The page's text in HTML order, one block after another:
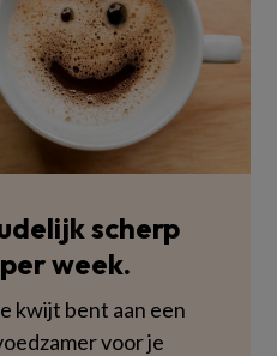
scherp
week.
kwijt bent aan een
voor je